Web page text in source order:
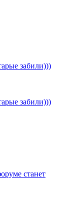
забили)))
забили)))
станет